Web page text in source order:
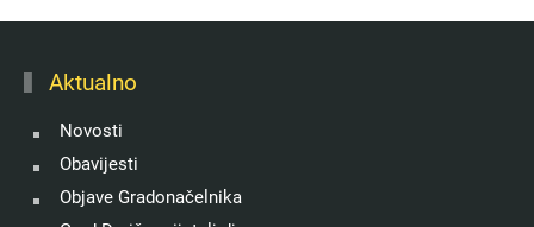
Aktualno
Novosti
Obavijesti
Objave Gradonačelnika